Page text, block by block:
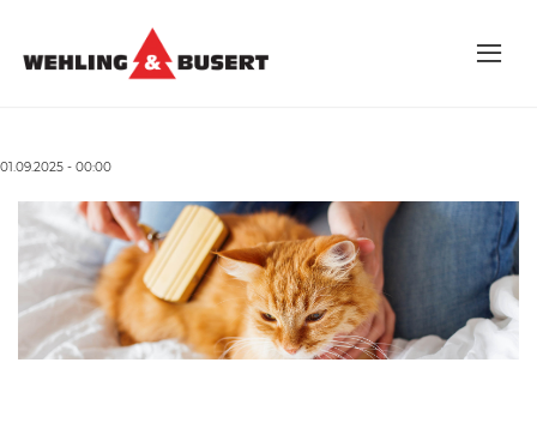
01.09.2025 - 00:00